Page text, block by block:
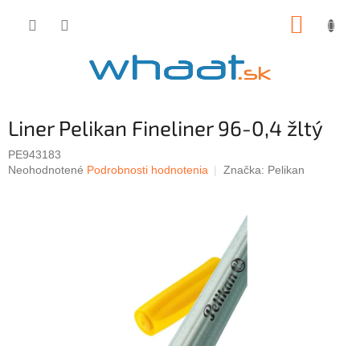
Liner Pelikan Fineliner 96-0,4 žltý
PE943183
Priemerné
Neohodnotené Podrobnosti hodnotenia Značka: Pelikan